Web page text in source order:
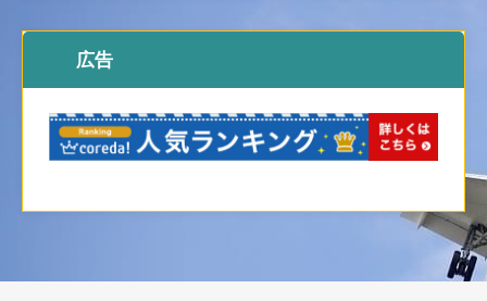
広告